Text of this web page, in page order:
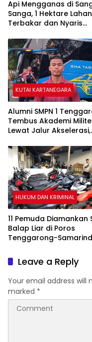
Api Mengganas di
Sanga, 1 Hektare Lahan
Terbakar dan Nyaris
KUTAI KARTANEGARA
Alumni SMPN 1
Tembus Akademi
Lewat Jalur Akselerasi,
HUKUM DAN KRIMINAL
11 Pemuda Diamankan
Balap Liar di Poros
Tenggarong-
BulanLeave a Reply
Your email address will
marked *